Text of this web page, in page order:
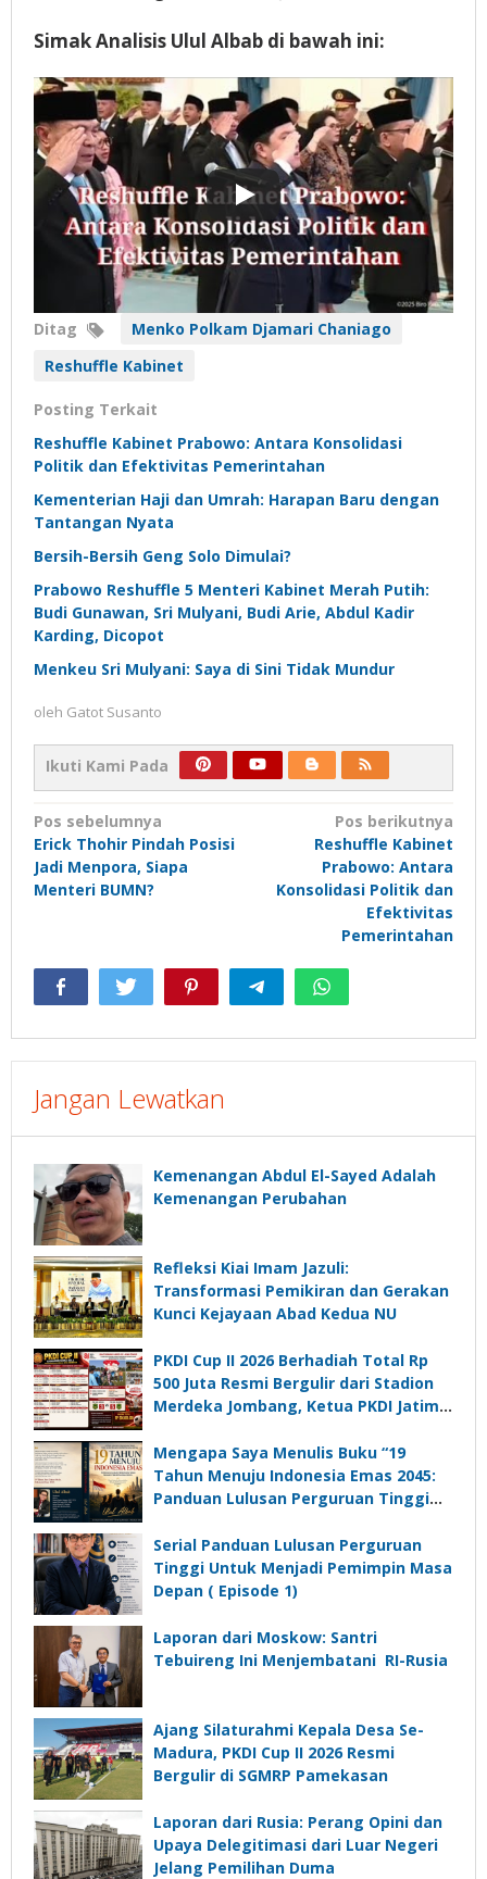
Simak Analisis Ulul Albab di bawah ini:
Ditag
Menko Polkam Djamari Chaniago
Reshuffle Kabinet
Posting Terkait
Reshuffle Kabinet Prabowo: Antara Konsolidasi
Politik dan Efektivitas Pemerintahan
Kementerian Haji dan Umrah: Harapan Baru dengan
Tantangan Nyata
Bersih-Bersih Geng Solo Dimulai?
Prabowo Reshuffle 5 Menteri Kabinet Merah Putih:
Budi Gunawan, Sri Mulyani, Budi Arie, Abdul Kadir
Karding, Dicopot
Menkeu Sri Mulyani: Saya di Sini Tidak Mundur
oleh Gatot Susanto
Ikuti Kami Pada
Navigasi
pos
Pos sebelumnya
Erick Thohir Pindah Posisi
Jadi Menpora, Siapa
Menteri BUMN?
Pos berikutnya
Reshuffle Kabinet
Prabowo: Antara
Konsolidasi Politik dan
Efektivitas
Pemerintahan
Jangan Lewatkan
Kemenangan Abdul El-Sayed Adalah
Kemenangan Perubahan
Refleksi Kiai Imam Jazuli:
Transformasi Pemikiran dan Gerakan
Kunci Kejayaan Abad Kedua NU
PKDI Cup II 2026 Berhadiah Total Rp
500 Juta Resmi Bergulir dari Stadion
Merdeka Jombang, Ketua PKDI Jatim:
Komunikasi Kades untuk Memajukan
Desa
Mengapa Saya Menulis Buku “19
Tahun Menuju Indonesia Emas 2045:
Panduan Lulusan Perguruan Tinggi
Depan”?
Serial Panduan Lulusan Perguruan
Tinggi Untuk Menjadi Pemimpin Masa
Depan ( Episode 1)
Laporan dari Moskow: Santri
Tebuireng Ini Menjembatani RI-Rusia
Ajang Silaturahmi Kepala Desa Se-
Madura, PKDI Cup II 2026 Resmi
Bergulir di SGMRP Pamekasan
Laporan dari Rusia: Perang Opini dan
Upaya Delegitimasi dari Luar Negeri
Jelang Pemilihan Duma